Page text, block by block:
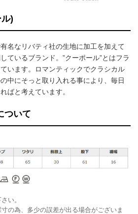
)
名なリバティ社の生地に加工を加えて
ているブランド。”クーポール”とはフラ
います。ロマンティックでクラシカル
中にそっと取り入れる事により、毎日
ばと考えています。
ついて
い。
の為、多少の誤差が出る場合がございま